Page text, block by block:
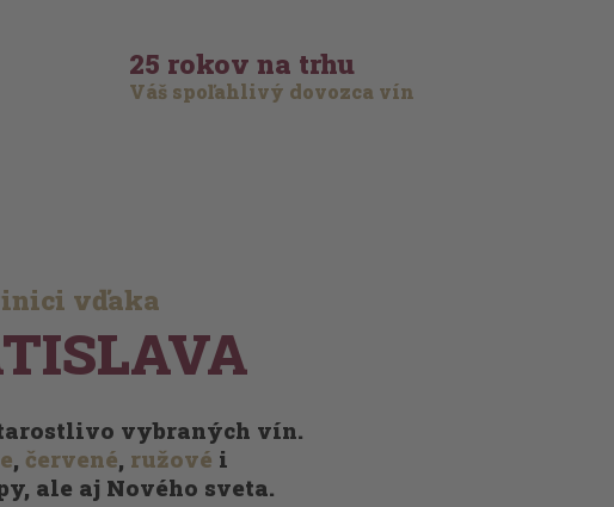
25 rokov na trhu
Váš spoľahlivý dovozca vín
vďaka
vybraných vín.
, červené, ružové i
ale aj Nového sveta.